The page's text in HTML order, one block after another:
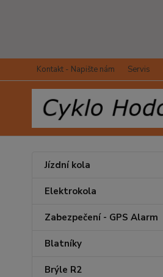
Kontakt - Napište nám Servis
Jízdní kola
Elektrokola
Zabezpečení - GPS Alarm
Blatníky
Brýle R2